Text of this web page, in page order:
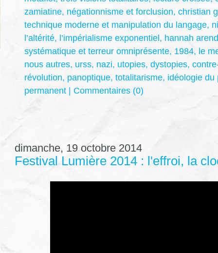
zamiatine, négationnisme et forclusion, christian
technique moderne et manipulation du langage,
l’altérité, l’impérialisme exponentiel, hannah
systématique et terreur omniprésente, 1984, le
nous autres, urss, nazi, utopies, dystopies,
révolution, panoptique, totalitarisme, idéologie du
permanent | Commentaires (0)
dimanche, 19 octobre 2014
Festival Lumière 2014 : l'effroi, la